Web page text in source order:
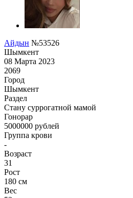
Айдын №53526
Шымкент
08 Марта 2023
2069
Город
Шымкент
Раздел
Cтану суррогатной мамой
Гонoрар
5000000 рублей
Группа крови
-
Возраст
31
Рост
180 см
Вес